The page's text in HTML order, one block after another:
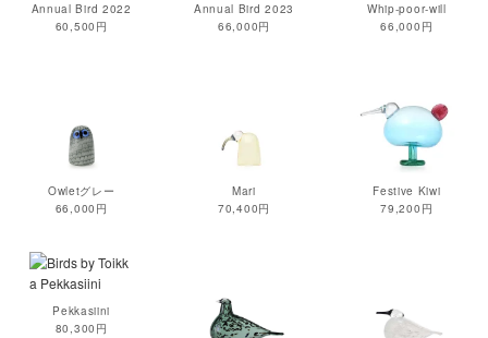
Annual Bird 2022
60,500円
Annual Bird 2023
66,000円
Whip-poor-will
66,000円
Owletグレー
66,000円
Mari
70,400円
Festive Kiwi
79,200円
Pekkasiini
80,300円